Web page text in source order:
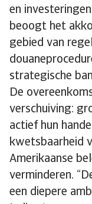
en
beoogt het
gebied van
strategische
De
verschuiving:
actief hun
kwetsbaarheid
Amerikaanse
verminderen.
een diepere